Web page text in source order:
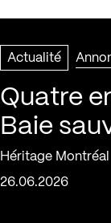
Actualité
Quatre
Baie
Héritage Montréal
26.06.2026